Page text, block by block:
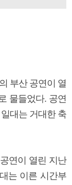
부산 공연이 열
물들었다. 공연
대는 거대한 축
연이 열린 지난
는 이른 시간부